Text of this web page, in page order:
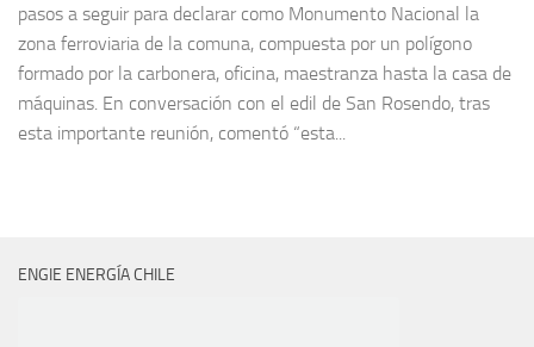
pasos a seguir para declarar como Monumento Nacional la
zona ferroviaria de la comuna, compuesta por un polígono
formado por la carbonera, oficina, maestranza hasta la casa de
máquinas. En conversación con el edil de San Rosendo, tras
esta importante reunión, comentó “esta...
ENGIE ENERGÍA CHILE